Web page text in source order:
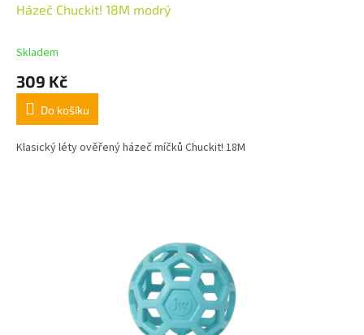
Házeč Chuckit! 18M modrý
Skladem
309 Kč
Do košíku
Klasický léty ověřený házeč míčků Chuckit! 18M